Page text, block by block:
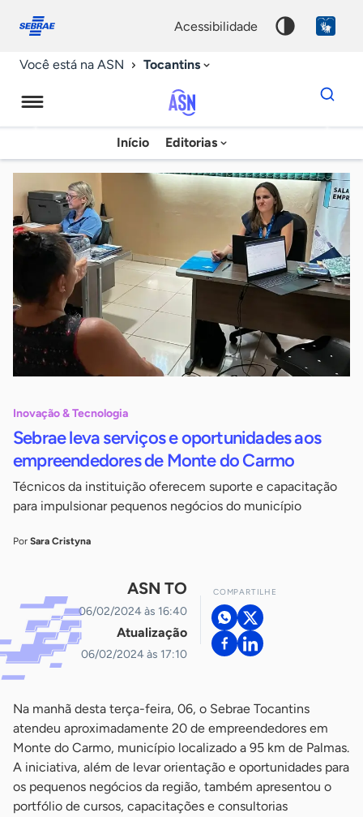
conosco
acessibilidade
Você está na ASN Tocantins
Agência
Sebrae
de
Notícias
Início Editorias
Dados
para
chave
Inovação & Tecnologia
Sebrae leva serviços e oportunidades aos
empreendedores de Monte do Carmo
Técnicos da instituição oferecem suporte e capacitação
para impulsionar pequenos negócios do município
Por Sara Cristyna
ASN TO
06/02/2024 às 16:40
Atualização
06/02/2024 às 17:10
COMPARTILHE
Na manhã desta terça-feira, 06, o Sebrae Tocantins
atendeu aproximadamente 20 de empreendedores em
Monte do Carmo, município localizado a 95 km de Palmas.
A iniciativa, além de levar orientação e oportunidades para
os pequenos negócios da região, também apresentou o
portfólio de cursos, capacitações e consultorias